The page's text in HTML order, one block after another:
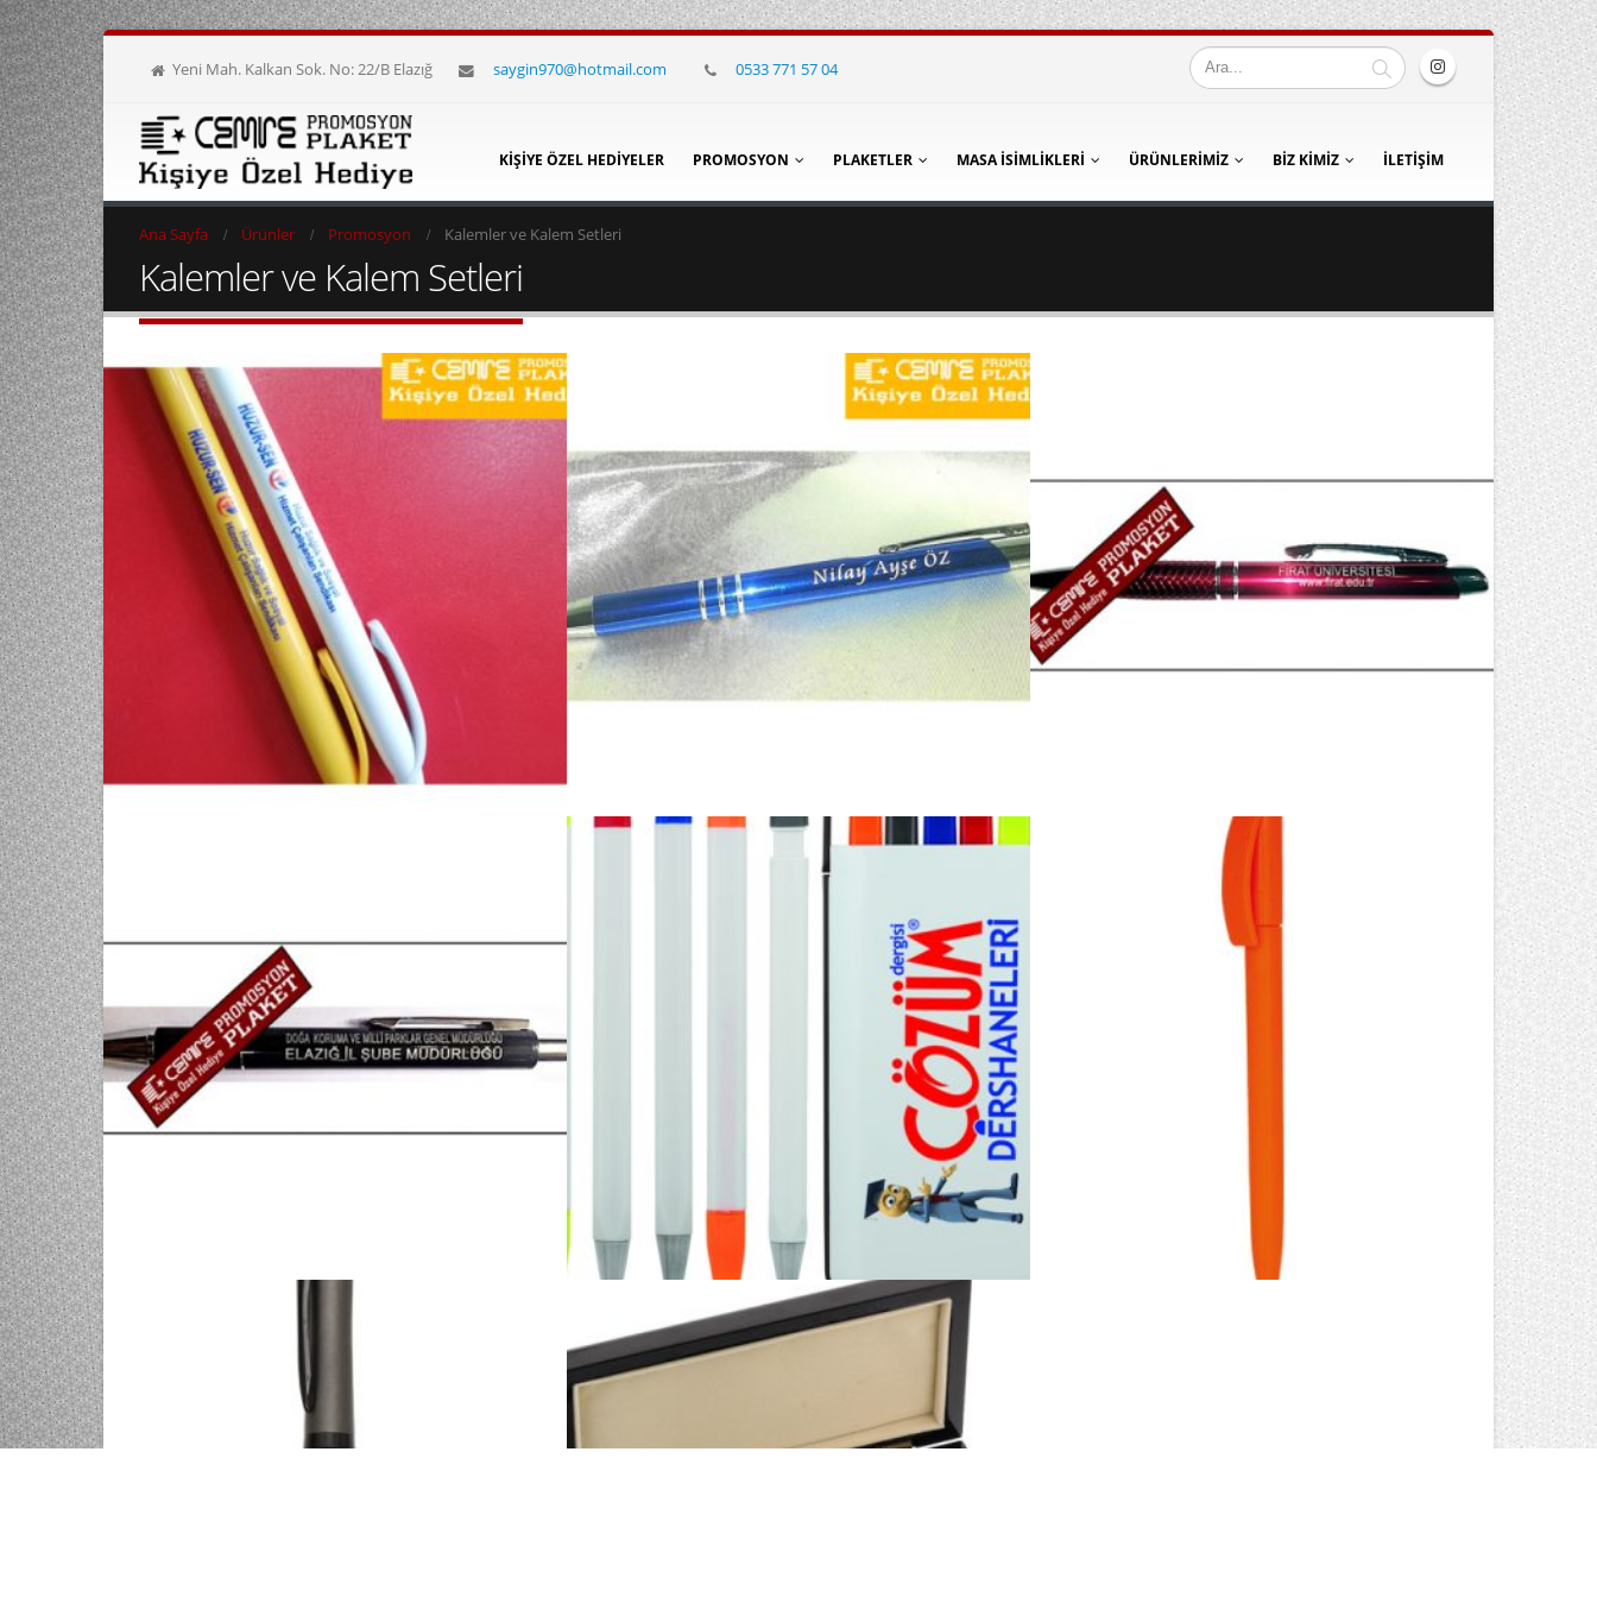
Yeni Mah. Kalkan Sok. No: 22/B Elazığ saygin970@hotmail.com 0533 771 57 04
KIŞIYE ÖZEL HEDIYELER PROMOSYON PLAKETLER MASA İSIMLIKLERI ÜRÜNLERIMIZ BIZ KIMIZ İLETIŞIM
Ana Sayfa Ürünler Promosyon Kalemler ve Kalem Setleri
Kalemler ve Kalem Setleri